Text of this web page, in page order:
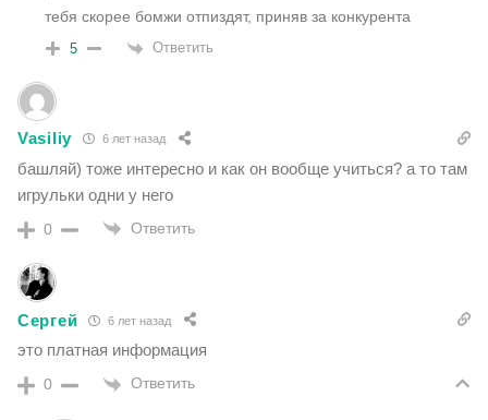
тебя скорее бомжи отпиздят, приняв за конкурента
5 Ответить
Vasiliy 6 лет назад
башляй) тоже интересно и как он вообще учиться? а то там
игрульки одни у него
0 Ответить
Сергей 6 лет назад
это платная информация
0 Ответить